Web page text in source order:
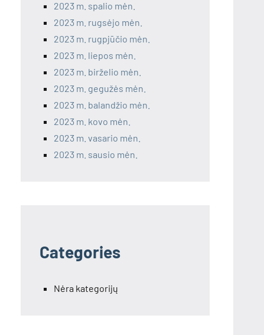
2023 m. spalio mėn.
2023 m. rugsėjo mėn.
2023 m. rugpjūčio mėn.
2023 m. liepos mėn.
2023 m. birželio mėn.
2023 m. gegužės mėn.
2023 m. balandžio mėn.
2023 m. kovo mėn.
2023 m. vasario mėn.
2023 m. sausio mėn.
Categories
Nėra kategorijų